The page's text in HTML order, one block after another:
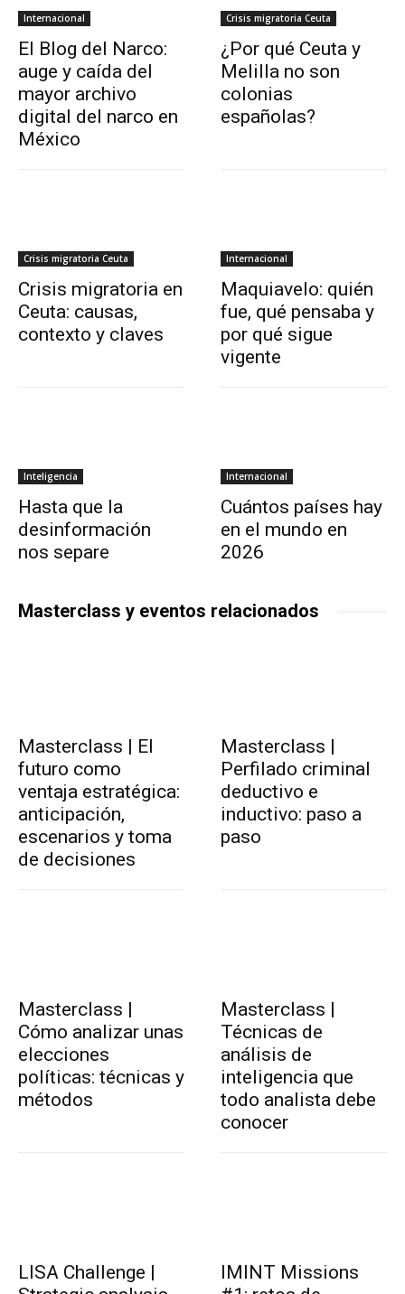
Internacional
El Blog del Narco:
auge y caída del
mayor archivo
digital del narco en
México
Crisis migratoria Ceuta
¿Por qué Ceuta y
Melilla no son
colonias
españolas?
Crisis migratoria Ceuta
Crisis migratoria en
Ceuta: causas,
contexto y claves
Internacional
Maquiavelo: quién
fue, qué pensaba y
por qué sigue
vigente
Inteligencia
Hasta que la
desinformación
nos separe
Internacional
Cuántos países hay
en el mundo en
2026
Masterclass y eventos relacionados
Masterclass | El
futuro como
ventaja estratégica:
anticipación,
escenarios y toma
de decisiones
Masterclass |
Perfilado criminal
deductivo e
inductivo: paso a
paso
Masterclass |
Cómo analizar unas
elecciones
políticas: técnicas y
métodos
Masterclass |
Técnicas de
análisis de
inteligencia que
todo analista debe
conocer
LISA Challenge |
IMINT Missions